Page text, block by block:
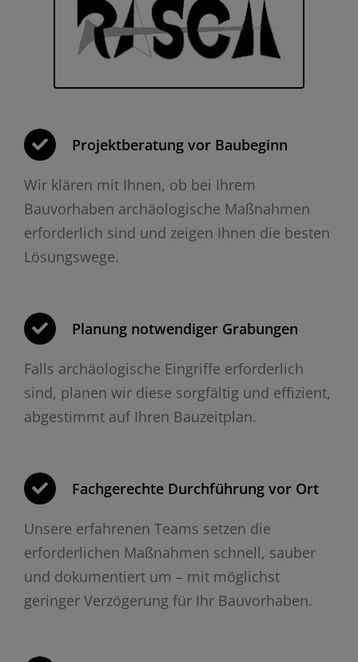
Projektberatung vor Baubeginn
Wir klären mit Ihnen, ob bei Ihrem
Bauvorhaben archäologische Maßnahmen
erforderlich sind und zeigen Ihnen die besten
Lösungswege.
Planung notwendiger Grabungen
Falls archäologische Eingriffe erforderlich
sind, planen wir diese sorgfältig und effizient,
abgestimmt auf Ihren Bauzeitplan.
Fachgerechte Durchführung vor Ort
Unsere erfahrenen Teams setzen die
erforderlichen Maßnahmen schnell, sauber
und dokumentiert um – mit möglichst
geringer Verzögerung für Ihr Bauvorhaben.